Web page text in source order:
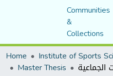
Communities
&
Collections
Home
Master Thesis